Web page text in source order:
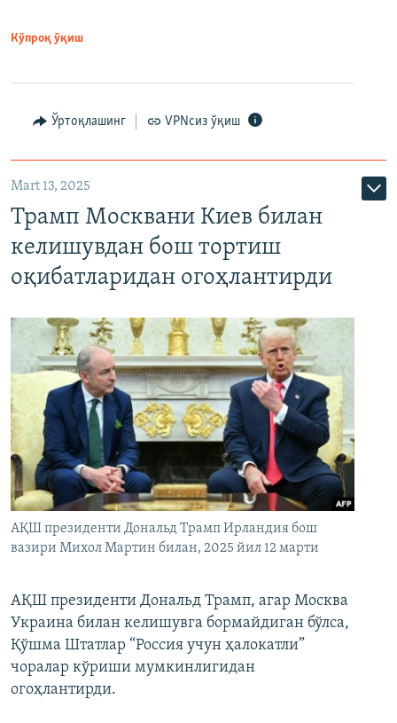
Кўпроқ ўқиш
Ўртоқлашинг VPNсиз ўқиш
Mart 13, 2025
Трамп Москвани Киев билан
келишувдан бош тортиш
оқибатларидан огоҳлантирди
АҚШ президенти Дональд Трамп Ирландия бош
вазири Михол Мартин билан, 2025 йил 12 марти
АҚШ президенти Дональд Трамп, агар Москва
Украина билан келишувга бормайдиган бўлса,
Қўшма Штатлар “Россия учун ҳалокатли”
чоралар кўриши мумкинлигидан
огоҳлантирди.